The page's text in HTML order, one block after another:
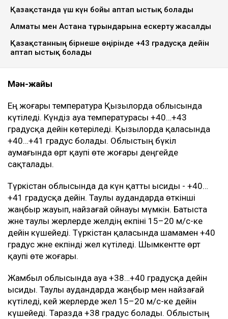
Қазақстанда үш күн бойы аптап ыстық болады
Алматы мен Астана тұрғындарына ескерту жасалды
Қазақстанның бірнеше өңірінде +43 градусқа дейін
аптап ыстық болады
Мән-жайы
Ең жоғары температура Қызылорда облысында
күтіледі. Күндіз ауа температурасы +40…+43
градусқа дейін көтеріледі. Қызылорда қаласында
+40…+41 градус болады. Облыстың бүкіл
аумағында өрт қаупі өте жоғары деңгейде
сақталады.
Түркістан облысында да күн қатты ысиды - +40…
+41 градусқа дейін. Таулы аудандарда өткінші
жаңбыр жауып, найзағай ойнауы мүмкін. Батыста
және таулы жерлерде желдің екпіні 15–20 м/с-ке
дейін күшейеді. Түркістан қаласында шамамен +40
градус және екпінді жел күтіледі. Шымкентте өрт
қаупі өте жоғары.
Жамбыл облысында ауа +38…+40 градусқа дейін
ысиды. Таулы аудандарда жаңбыр мен найзағай
күтіледі, кей жерлерде жел 15–20 м/с-ке дейін
күшейеді. Таразда +38 градус болады. Облыстың